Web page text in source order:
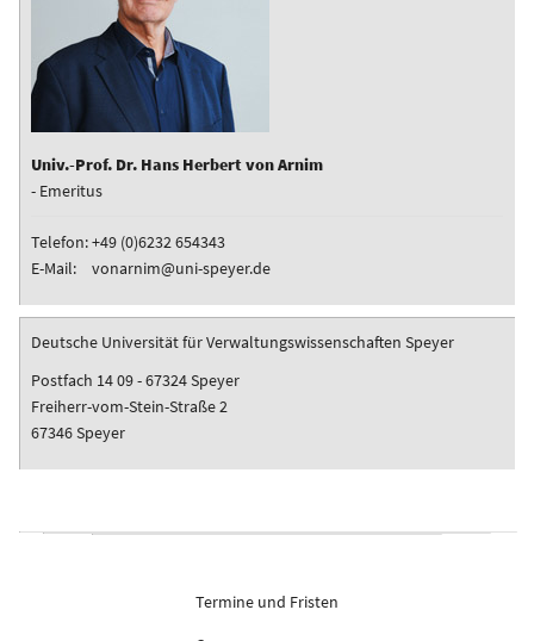
Univ.-Prof. Dr. Hans Herbert von Arnim
- Emeritus
Telefon:+49 (0)6232 654343
E-Mail:
vonarnim@uni-speyer.de
Deutsche Universität für Verwaltungswissenschaften Speyer
Postfach 14 09 - 67324 Speyer
Freiherr-vom-Stein-Straße 2
67346 Speyer
Termine und Fristen